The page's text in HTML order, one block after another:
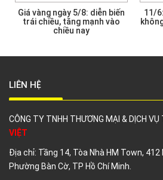
biến
11/6: Tin CPI khiến vàng rơi
không thấy đáy – Dow Jones
mất tới 950 điểm
LIÊN HỆ
CÔNG TY TNHH THƯƠNG MẠI & DỊCH VỤ
VIỆT
Địa chỉ: Tầng 14, Tòa Nhà HM Town,
Phường Bàn Cờ, TP Hồ Chí Minh.